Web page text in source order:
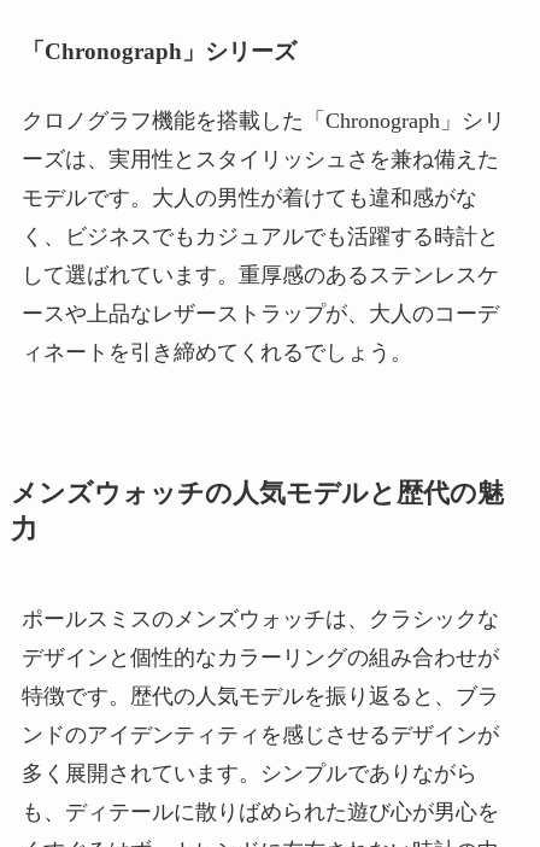
「Chronograph」シリーズ
クロノグラフ機能を搭載した「Chronograph」シリ
ーズは、実用性とスタイリッシュさを兼ね備えた
モデルです。大人の男性が着けても違和感がな
く、ビジネスでもカジュアルでも活躍する時計と
して選ばれています。重厚感のあるステンレスケ
ースや上品なレザーストラップが、大人のコーデ
ィネートを引き締めてくれるでしょう。
メンズウォッチの人気モデルと歴代の魅
力
ポールスミスのメンズウォッチは、クラシックな
デザインと個性的なカラーリングの組み合わせが
特徴です。歴代の人気モデルを振り返ると、ブラ
ンドのアイデンティティを感じさせるデザインが
多く展開されています。シンプルでありながら
も、ディテールに散りばめられた遊び心が男心を